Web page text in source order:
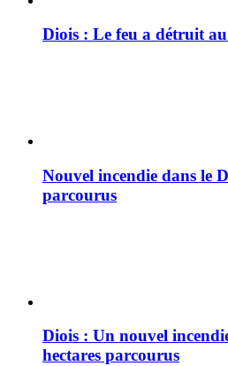
Diois : Le feu a détruit
Nouvel incendie dans le
parcourus
Diois : Un nouvel
hectares parcourus